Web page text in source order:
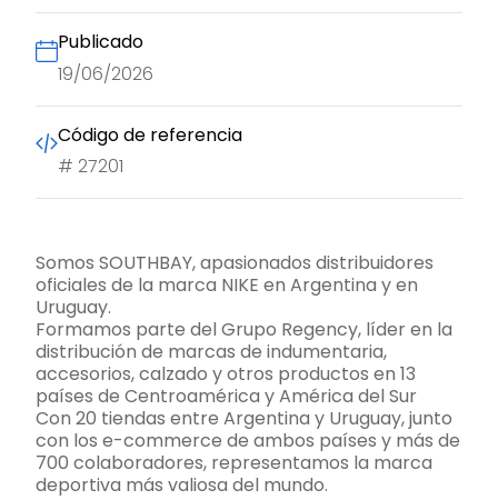
Somos SOUTHBAY, apasionados distribuidores
oficiales de la marca NIKE en Argentina y en
Uruguay.
Formamos parte del Grupo Regency, líder en la
distribución de marcas de indumentaria,
accesorios, calzado y otros productos en 13
países de Centroamérica y América del Sur
Con 20 tiendas entre Argentina y Uruguay, junto
con los e-commerce de ambos países y más de
700 colaboradores, representamos la marca
deportiva más valiosa del mundo.
Publicado
19/06/2026
Código de referencia
# 27201